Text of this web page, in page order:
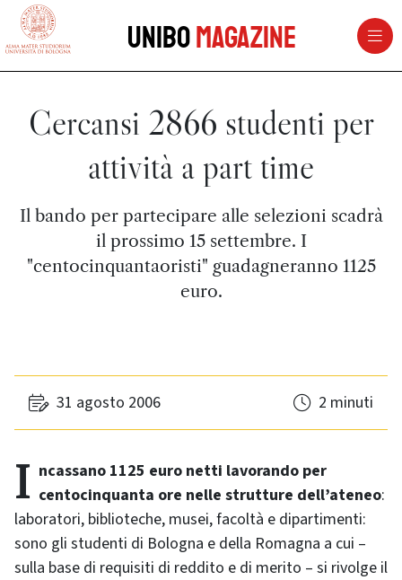
vai al contenuto della pagina
UniboMagazine
Cercansi 2866 studenti per
attività a part time
Il bando per partecipare alle selezioni scadrà
il prossimo 15 settembre. I
"centocinquantaoristi" guadagneranno 1125
euro.
31 agosto 2006 2 minuti
Incassano 1125 euro netti lavorando per centocinquanta ore nelle strutture dell’ateneo:
laboratori, biblioteche, musei, facoltà e dipartimenti:
sono gli studenti di Bologna e della Romagna a cui –
sulla base di requisiti di reddito e di merito – si rivolge il